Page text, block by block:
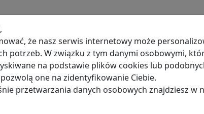
Biała
że nasz serwis internetowy może
potrzeb. W związku z tym danymi osobowymi,
na podstawie plików cookies lub
one na zidentyfikowanie Ciebie.
przetwarzania danych osobowych znajdziesz w